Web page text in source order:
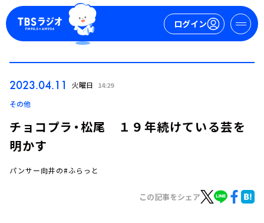
ログイン
2023.04.11 火曜日 14:29
その他
チョコプラ・松尾 １９年続けている芸を
明かす
パンサー向井の#ふらっと
この記事をシェア